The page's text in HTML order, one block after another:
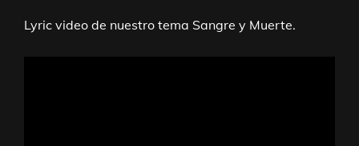
Lyric video de nuestro tema Sangre y Muerte.